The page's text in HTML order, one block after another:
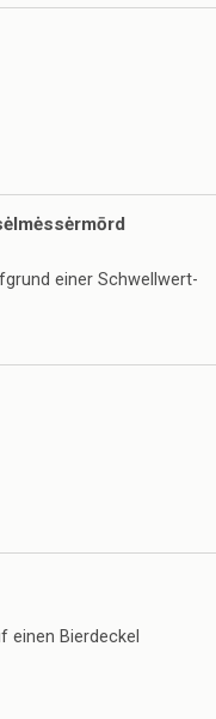
einer Schwellwert-
einen Bierdeckel